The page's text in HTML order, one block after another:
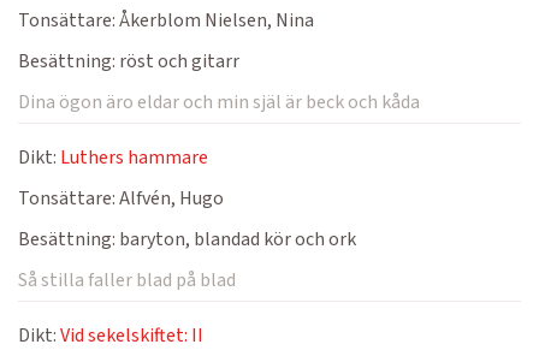
Tonsättare:Åkerblom Nielsen, Nina
Besättning: röst och gitarr
Dina ögon äro eldar och min själ är beck och kåda
Dikt: Luthers hammare
Tonsättare:Alfvén, Hugo
Besättning: baryton, blandad kör och ork
Så stilla faller blad på blad
Dikt:Vid sekelskiftet: II